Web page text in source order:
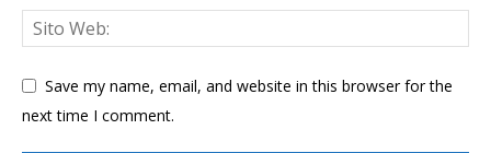
Save my name, email, and website in this browser for the
next time I comment.